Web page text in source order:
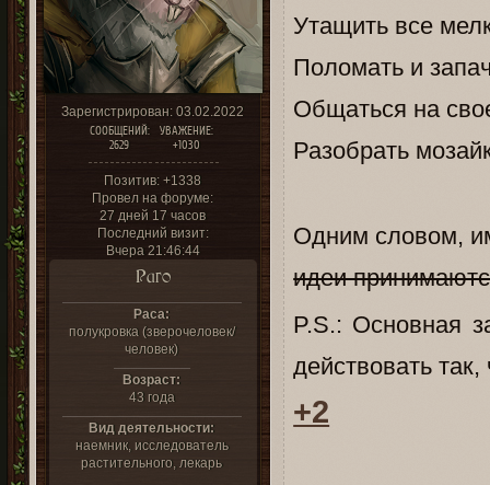
Зарегистрирован: 03.02.2022
СООБЩЕНИЙ:
2629
УВАЖЕНИЕ:
+1030
Позитив: +1338
Провел на форуме:
27 дней 17 часов
Последний визит:
Вчера 21:46:44
Раго
Раса:
полукровка (зверочеловек/
человек)
Возраст:
43 года
Вид деятельности:
наемник, исследователь
растительного, лекарь
Утащить все
Поломать и
Общаться на
Разобрать
Одним словом,
идеи
P.S.: Основная
действовать
+2